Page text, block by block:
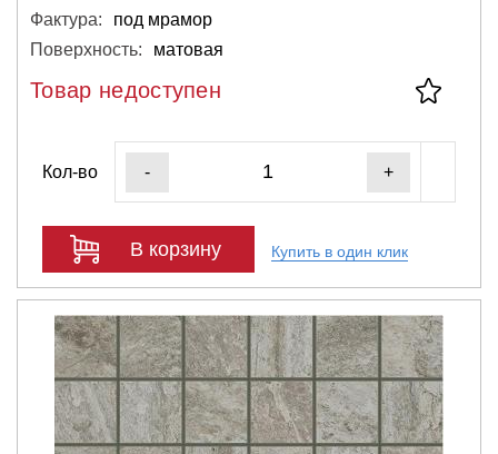
Фактура:
под мрамор
Поверхность:
матовая
Товар недоступен
Кол-во - +
В корзину Купить в один клик